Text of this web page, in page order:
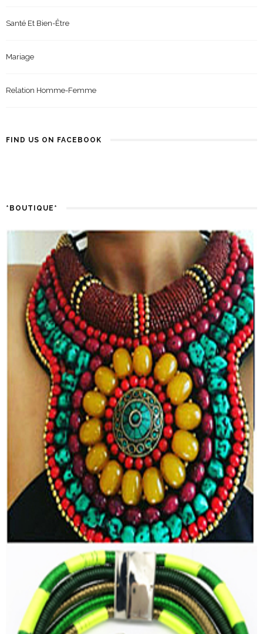
Santé Et Bien-Être
Mariage
Relation Homme-Femme
FIND US ON FACEBOOK
*BOUTIQUE*